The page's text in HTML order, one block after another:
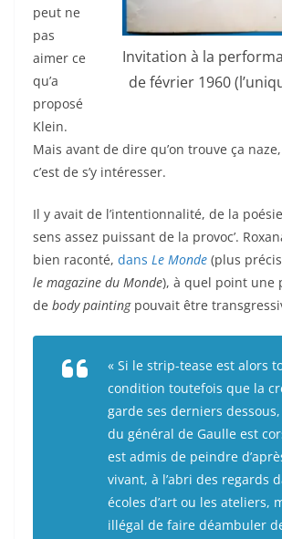
Invitation à la
de février 1960
peut ne
pas
aimer ce
qu’a
proposé
Klein.
Mais avant de dire qu’on trouve ça
c’est de s’y intéresser.
Il y avait de l’intentionnalité, de la
sens assez puissant de la provoc’.
bien raconté, dans Le Monde (plus
le magazine du Monde), à quel point une
de body paintingpouvait être
« Si le strip-tease est alors
condition toutefois que la
garde ses derniers
du général de Gaulle est
est admis de peindre
vivant, à l’abri des regards
écoles d’art ou les ateliers,
illégal de faire déambuler